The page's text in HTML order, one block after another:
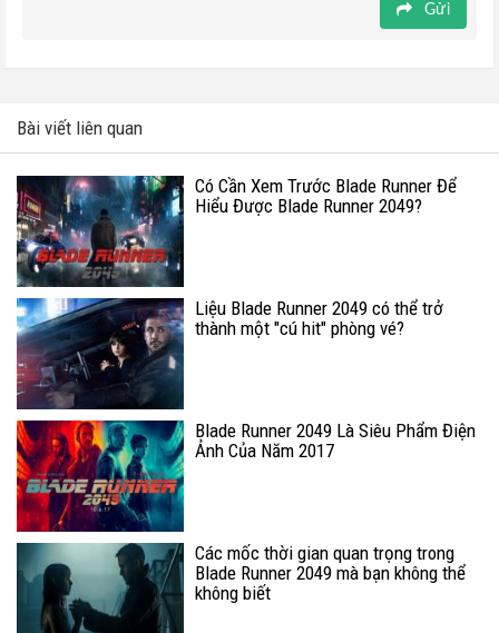
Gửi
Bài viết liên quan
Có Cần Xem Trước Blade Runner Để
Hiểu Được Blade Runner 2049?
Liệu Blade Runner 2049 có thể trở
thành một "cú hit" phòng vé?
Blade Runner 2049 Là Siêu Phẩm Điện
Ảnh Của Năm 2017
Các mốc thời gian quan trọng trong
Blade Runner 2049 mà bạn không thể
không biết